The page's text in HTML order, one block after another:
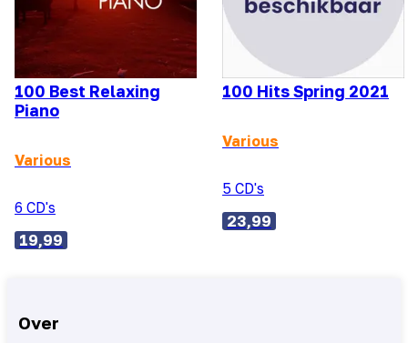
100 Best Relaxing
Piano
Various
6 CD's
19,99
100 Hits Spring 2021
Various
5 CD's
23,99
Over